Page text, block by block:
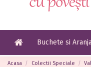
Buchete si
Acasa Colectii Speciale